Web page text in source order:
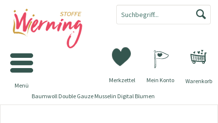
Warenkorb
Merkzettel Mein Konto
Menü
Baumwoll Double Gauze Musselin Digital Blumen